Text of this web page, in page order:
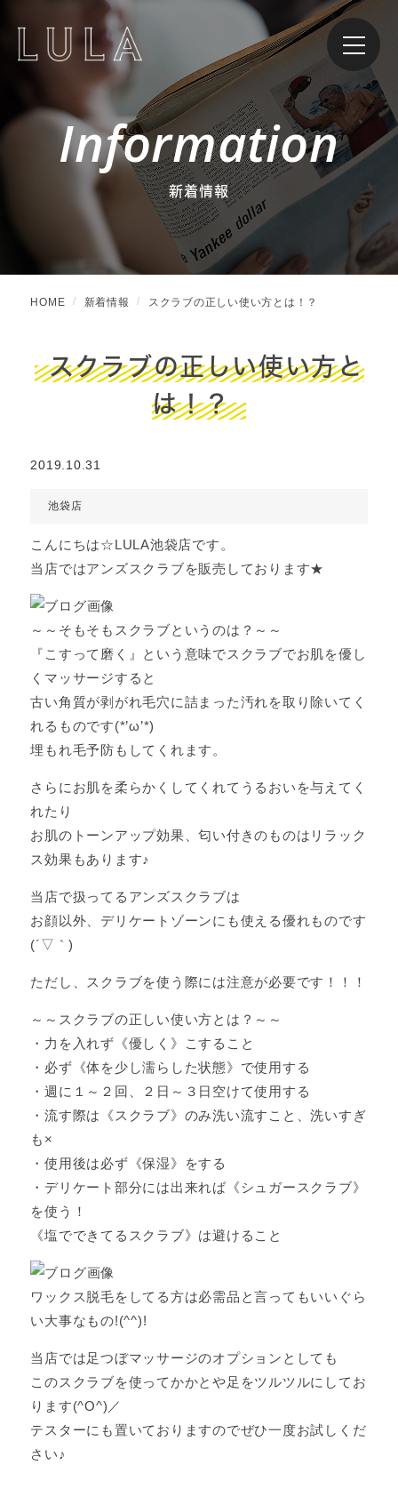
Information
新着情報
HOME 新着情報 スクラブの正しい使い方とは！？
スクラブの正しい使い方と
は！？
2019.10.31
池袋店
こんにちは☆LULA池袋店です。
当店ではアンズスクラブを販売しております★
～～そもそもスクラブというのは？～～
『こすって磨く』という意味でスクラブでお肌を優し
くマッサージすると
古い角質が剥がれ毛穴に詰まった汚れを取り除いてく
れるものです(*’ω’*)
埋もれ毛予防もしてくれます。
さらにお肌を柔らかくしてくれてうるおいを与えてく
れたり
お肌のトーンアップ効果、匂い付きのものはリラック
ス効果もあります♪
当店で扱ってるアンズスクラブは
お顔以外、デリケートゾーンにも使える優れものです
(´▽｀)
ただし、スクラブを使う際には注意が必要です！！！
～～スクラブの正しい使い方とは？～～
・力を入れず《優しく》こすること
・必ず《体を少し濡らした状態》で使用する
・週に１～２回、２日～３日空けて使用する
・流す際は《スクラブ》のみ洗い流すこと、洗いすぎ
も×
・使用後は必ず《保湿》をする
・デリケート部分には出来れば《シュガースクラブ》
を使う！
《塩でできてるスクラブ》は避けること
ワックス脱毛をしてる方は必需品と言ってもいいぐら
い大事なもの!(^^)!
当店では足つぼマッサージのオプションとしても
このスクラブを使ってかかとや足をツルツルにしてお
ります(^O^)／
テスターにも置いておりますのでぜひ一度お試しくだ
さい♪